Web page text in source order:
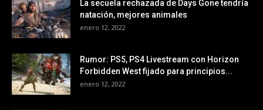
La secuela rechazada de Days Gone tendría
natación, mejores animales
enero 12, 2022
Rumor: PS5, PS4 Livestream con Horizon
Forbidden West fijado para principios...
enero 12, 2022